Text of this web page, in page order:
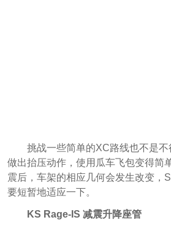
挑战一些简单的XC路线也不是
做出抬压动作，使用瓜车飞包变得简
震后，车架的相应几何会发生改变，
要短暂地适应一下。
KS Rage-IS 减震升降座管